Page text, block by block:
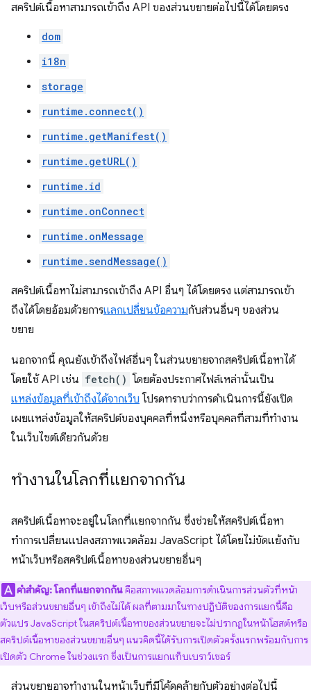
สคริปต์เนื้อหาสามารถเข้าถึง API ของส่วนขยายต่อไปนี้ได้โดยตรง
dom
i18n
storage
runtime.connect()
runtime.getManifest()
runtime.getURL()
runtime.id
runtime.onConnect
runtime.onMessage
runtime.sendMessage()
สคริปต์เนื้อหาไม่สามารถเข้าถึง API อื่นๆ ได้โดยตรง แต่สามารถเข้า
ถึงได้โดยอ้อมด้วยการแลกเปลี่ยนข้อความกับส่วนอื่นๆ ของส่วน
ขยาย
นอกจากนี้ คุณยังเข้าถึงไฟล์อื่นๆ ในส่วนขยายจากสคริปต์เนื้อหาได้
โดยใช้ API เช่น fetch() โดยต้องประกาศไฟล์เหล่านั้นเป็น
แหล่งข้อมูลที่เข้าถึงได้จากเว็บ โปรดทราบว่าการดำเนินการนี้ยังเปิด
เผยแหล่งข้อมูลให้สคริปต์ของบุคคลที่หนึ่งหรือบุคคลที่สามที่ทำงาน
ในเว็บไซต์เดียวกันด้วย
ทำงานในโลกที่แยกจากกัน
สคริปต์เนื้อหาจะอยู่ในโลกที่แยกจากกัน ซึ่งช่วยให้สคริปต์เนื้อหา
ทำการเปลี่ยนแปลงสภาพแวดล้อม JavaScript ได้โดยไม่ขัดแย้งกับ
หน้าเว็บหรือสคริปต์เนื้อหาของส่วนขยายอื่นๆ
คำสำคัญ:โลกที่แยกจากกันคือสภาพแวดล้อมการดำเนินการส่วนตัวที่หน้า
เว็บหรือส่วนขยายอื่นๆ เข้าถึงไม่ได้ ผลที่ตามมาในทางปฏิบัติของการแยกนี้คือ
ตัวแปร JavaScript ในสคริปต์เนื้อหาของส่วนขยายจะไม่ปรากฏในหน้าโฮสต์หรือ
สคริปต์เนื้อหาของส่วนขยายอื่นๆ แนวคิดนี้ได้รับการเปิดตัวครั้งแรกพร้อมกับการ
เปิดตัว Chrome ในช่วงแรก ซึ่งเป็นการแยกแท็บเบราว์เซอร์
ส่วนขยายอาจทำงานในหน้าเว็บที่มีโค้ดคล้ายกับตัวอย่างต่อไปนี้